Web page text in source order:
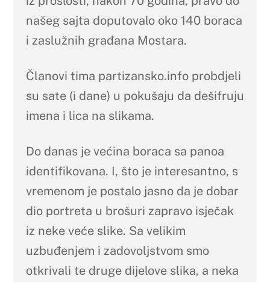
našeg sajta doputovalo oko 140 boraca
i zaslužnih građana Mostara.
Članovi tima partizansko.info probdjeli
su sate (i dane) u pokušaju da dešifruju
imena i lica na slikama.
Do danas je većina boraca sa panoa
identifikovana. I, što je interesantno, s
vremenom je postalo jasno da je dobar
dio portreta u brošuri zapravo isječak
iz neke veće slike. Sa velikim
uzbuđenjem i zadovoljstvom smo
otkrivali te druge dijelove slika, a neka